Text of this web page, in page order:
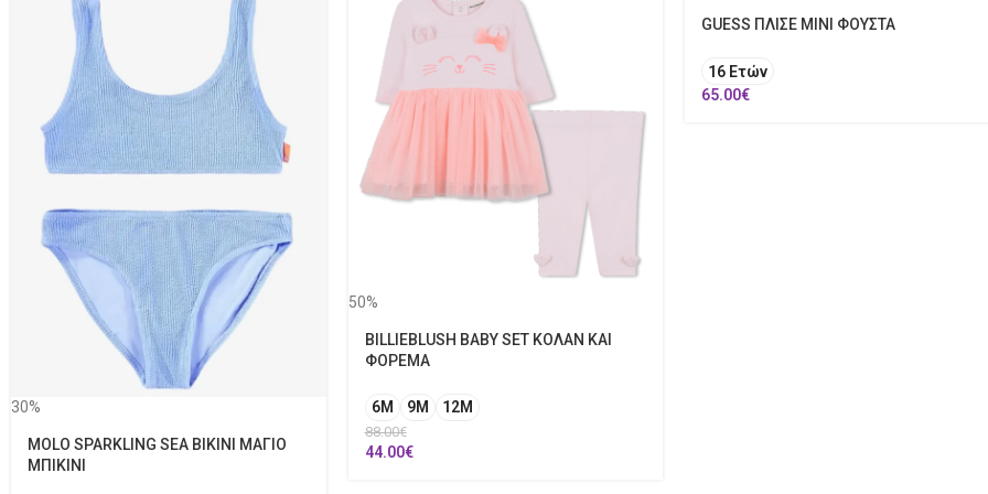
30%
MOLO SPARKLING SEA BIKINI ΜΑΓΙΟ
ΜΠΙΚΙΝΙ
50%
BILLIEBLUSH BABY SET ΚΟΛΑΝ ΚΑΙ
ΦΟΡΕΜΑ
6M 9M 12Μ
88.00€
44.00€
GUESS ΠΛΙΣΕ ΜΙΝΙ ΦΟΥΣΤΑ
16 Ετών
65.00€